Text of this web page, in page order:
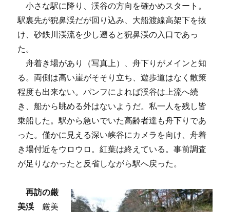
小さな駅に降り、渓谷の方向を確かめスタート。
駅裏先が猊鼻渓だが回り込み、大船渡線高架下を抜
け、砂鉄川渓流を少し遡ると猊鼻渓の入口であっ
た。
舟着き場があり（写真上）、舟下りがメインと知
る。両側は高い崖がそそり立ち、遊歩道はなく散策
程度も出来ない。パンフによれば渓谷は上流へ続
き、船から眺める外はないようだ。私一人を残し皆
乗船した。駅から急いでいた高齢者達も舟下りであ
った。僅かに見える深い峡谷にカメラを向け、舟着
き場付近をウロウロ。紅葉は終えている。事前調査
が足りなかったと反省しながら駅へ戻った。
再訪の厳
美渓厳美